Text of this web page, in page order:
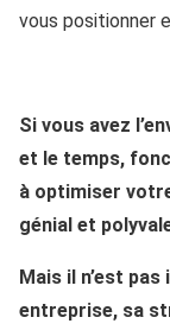
vous positionner
Si vous avez
et le temps,
à optimiser
génial et
Mais il n’est
entreprise, sa